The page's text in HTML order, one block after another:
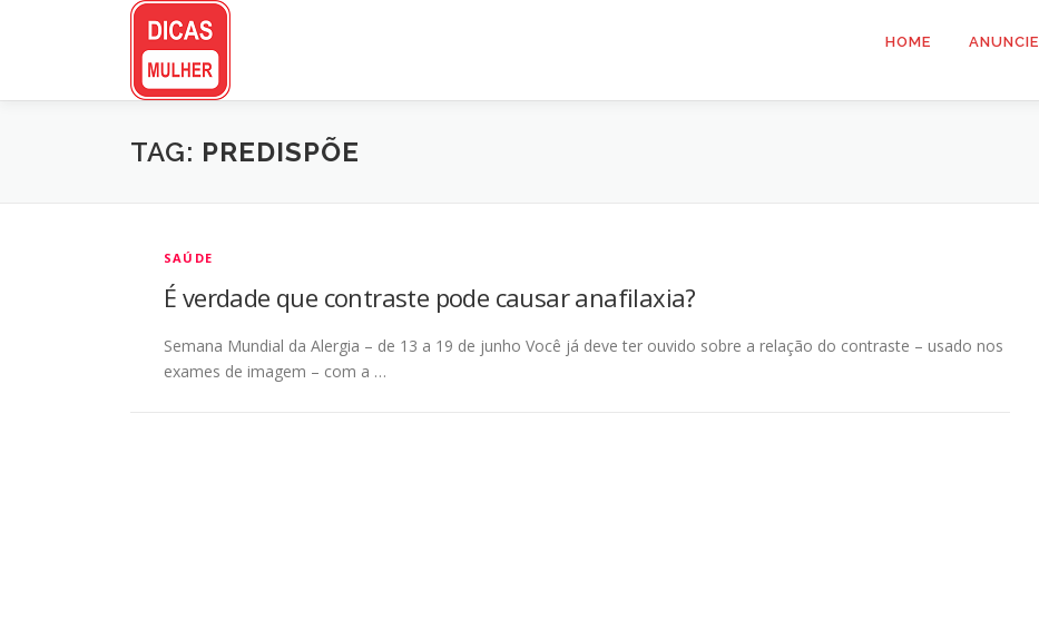
HOME ANUNCIE
TAG: PREDISPÕE
SAÚDE
É verdade que contraste pode causar anafilaxia?
Semana Mundial da Alergia – de 13 a 19 de junho Você já deve ter ouvido sobre a relação do contraste – usado nos
exames de imagem – com a …